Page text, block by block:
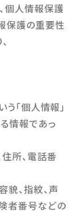
個人情報保護
保護の重要性
「個人情報」
情報であっ
所、電話番
、指紋、声
者番号などの